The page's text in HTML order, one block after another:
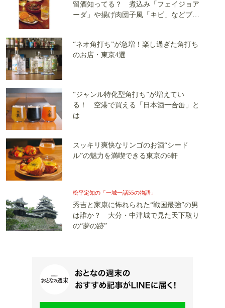
留酒知ってる？ 煮込み「フェイジョア
ーダ」や揚げ肉団子風「キビ」などブラ
“ネオ角打ち”が急増！楽し過ぎた角打ち
のお店・東京4選
“ジャンル特化型角打ち”が増えてい
る！ 空港で買える「日本酒一合缶」と
は
スッキリ爽快なリンゴのお酒“シード
ル”の魅力を満喫できる東京の6軒
松平定知の「一城一話55の物語」
秀吉と家康に怖れられた“戦国最強”の男
は誰か？ 大分・中津城で見た天下取り
の“夢の跡”